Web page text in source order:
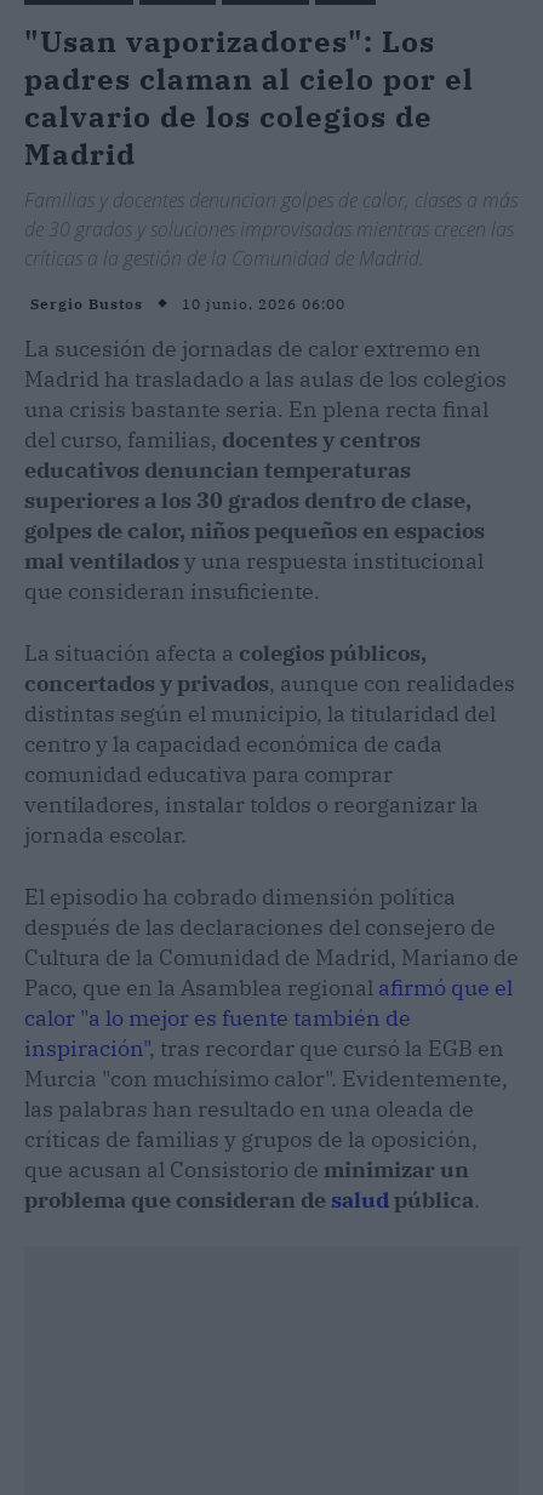
"Usan vaporizadores": Los
padres claman al cielo por el
calvario de los colegios de
Madrid
Familias y docentes denuncian golpes de calor, clases a más
de 30 grados y soluciones improvisadas mientras crecen las
críticas a la gestión de la Comunidad de Madrid.
Sergio Bustos 10 junio, 2026 06:00
La sucesión de jornadas de calor extremo en
Madrid ha trasladado a las aulas de los colegios
una crisis bastante seria. En plena recta final
del curso, familias, docentes y centros
educativos denuncian temperaturas
superiores a los 30 grados dentro de clase,
golpes de calor, niños pequeños en espacios
mal ventilados y una respuesta institucional
que consideran insuficiente.
La situación afecta a colegios públicos,
concertados y privados, aunque con realidades
distintas según el municipio, la titularidad del
centro y la capacidad económica de cada
comunidad educativa para comprar
ventiladores, instalar toldos o reorganizar la
jornada escolar.
El episodio ha cobrado dimensión política
después de las declaraciones del consejero de
Cultura de la Comunidad de Madrid, Mariano de
Paco, que en la Asamblea regional afirmó que el
calor "a lo mejor es fuente también de
inspiración", tras recordar que cursó la EGB en
Murcia "con muchísimo calor". Evidentemente,
las palabras han resultado en una oleada de
críticas de familias y grupos de la oposición,
que acusan al Consistorio de minimizar un
problema que consideran de saludpública.